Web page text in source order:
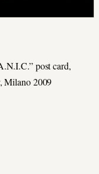
post card,
Milano 2009